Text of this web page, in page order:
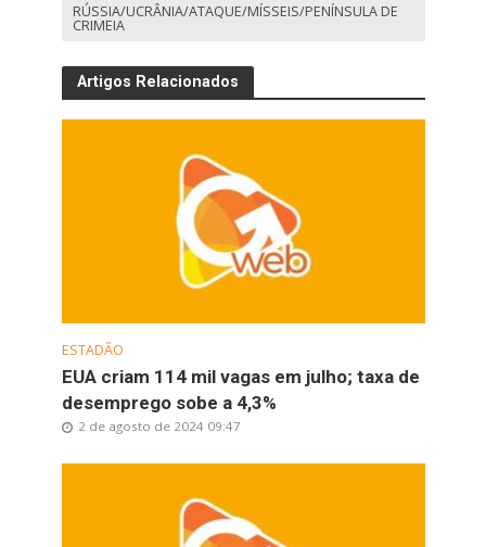
RÚSSIA/UCRÂNIA/ATAQUE/MÍSSEIS/PENÍNSULA DE
CRIMEIA
Artigos Relacionados
ESTADÃO
EUA criam 114 mil vagas em julho; taxa de
desemprego sobe a 4,3%
2 de agosto de 2024 09:47